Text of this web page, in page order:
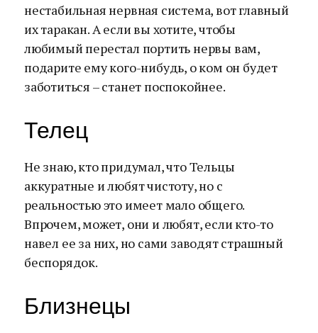
нестабильная нервная система, вот главный
их таракан. А если вы хотите, чтобы
любимый перестал портить нервы вам,
подарите ему кого-нибудь, о ком он будет
заботиться – станет поспокойнее.
Телец
Не знаю, кто придумал, что Тельцы
аккуратные и любят чистоту, но с
реальностью это имеет мало общего.
Впрочем, может, они и любят, если кто-то
навел ее за них, но сами заводят страшный
беспорядок.
Близнецы